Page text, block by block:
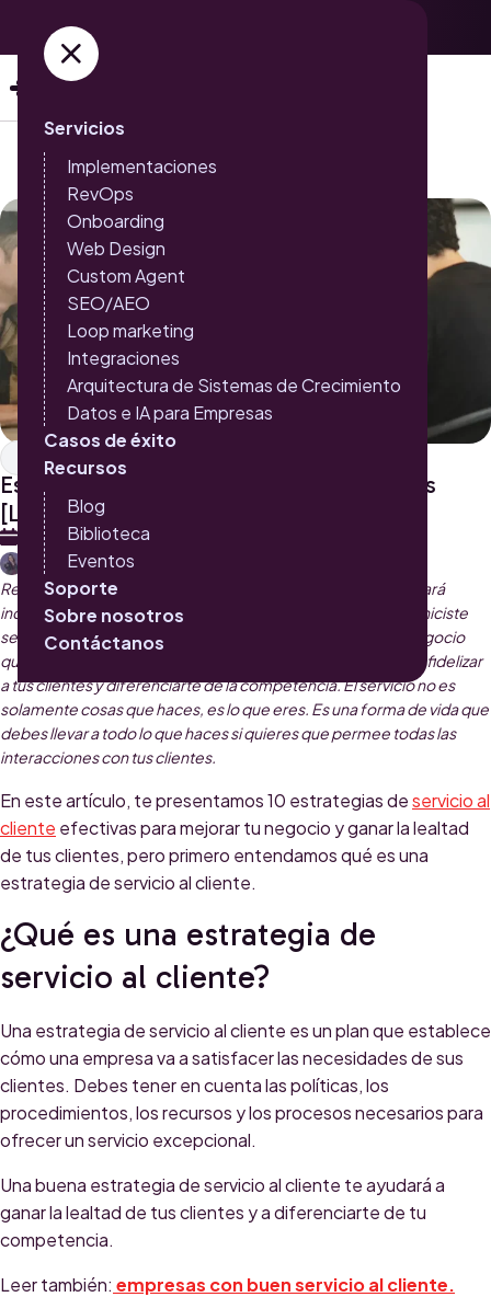
Servicios
Implementaciones
RevOps
Onboarding
Web Design
Custom Agent
SEO/AEO
Loop marketing
Integraciones
Arquitectura de Sistemas de Crecimiento
Datos e IA para Empresas
Casos de éxito
Recursos
Blog
Biblioteca
Eventos
Soporte
Sobre nosotros
Contáctanos
Servicio al cliente
Estrategias de servicio al cliente efectivas
[Lista]
28 DE MARZO 2023
LIZ BUELVAS
Recuerda esto: la gente olvidará lo que dijiste, la gente olvidará
incluso lo que hiciste, pero nunca, ¡jamás! olvidará cómo los hiciste
sentir. El servicio al cliente es fundamental para cualquier negocio
que quiera prosperar en el mercado actual. Es una forma de fidelizar
a tus clientes y diferenciarte de la competencia. El servicio no es
solamente cosas que haces, es lo que eres. Es una forma de vida que
debes llevar a todo lo que haces si quieres que permee todas las
interacciones con tus clientes.
En este artículo, te presentamos 10 estrategias deservicio al
cliente efectivas para mejorar tu negocio y ganar la lealtad
de tus clientes, pero primero entendamos qué es una
estrategia de servicio al cliente.
¿Qué es una estrategia de
servicio al cliente?
Una estrategia de servicio al cliente es un plan que establece
cómo una empresa va a satisfacer las necesidades de sus
clientes. Debes tener en cuenta las políticas, los
procedimientos, los recursos y los procesos necesarios para
ofrecer un servicio excepcional.
Una buena estrategia de servicio al cliente te ayudará a
ganar la lealtad de tus clientes y a diferenciarte de tu
competencia.
Leer también: empresas con buen servicio al cliente.